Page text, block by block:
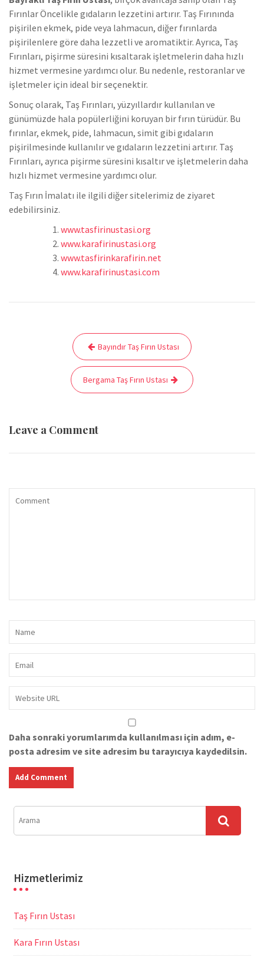
Fırınlar Öncelikle gıdaların lezzetini artırır. Taş Fırınında
pişirilen ekmek, pide veya lahmacun, diğer fırınlarda
pişirilenlere göre daha lezzetli ve aromatiktir. Ayrıca, Taş
Fırınları, pişirme süresini kısaltarak işletmelerin daha hızlı
hizmet vermesine yardımcı olur. Bu nedenle, restoranlar ve
işletmeler için ideal bir seçenektir.
Sonuç olarak, Taş Fırınları, yüzyıllardır kullanılan ve
günümüzde hala popülerliğini koruyan bir fırın türüdür. Bu
fırınlar, ekmek, pide, lahmacun, simit gibi gıdaların
pişirilmesinde kullanılır ve gıdaların lezzetini artırır. Taş
Fırınları, ayrıca pişirme süresini kısaltır ve işletmelerin daha
hızlı hizmet vermesine yardımcı olur.
Taş Fırın İmalatı ile ilgili diğer sitelerimiz de ziyaret
edebilirsiniz.
www.tasfirinustasi.org
www.karafirinustasi.org
www.tasfirinkarafirin.net
www.karafirinustasi.com
gezinmesi
Bayındır Taş Fırın Ustası
Bergama Taş Fırın Ustası
Leave a Comment
Daha sonraki yorumlarımda kullanılması için adım, e-
posta adresim ve site adresim bu tarayıcıya kaydedilsin.
Hizmetlerimiz
Taş Fırın Ustası
Kara Fırın Ustası